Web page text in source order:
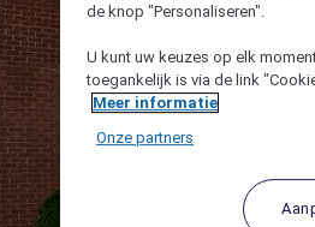
de knop "Personaliseren".
U kunt uw keuzes op elk
toegankelijk is via de link
Meer informatie
Onze partners